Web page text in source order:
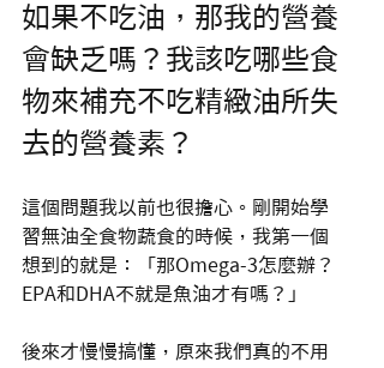
如果不吃油，那我的營養
會缺乏嗎？我該吃哪些食
物來補充不吃精緻油所失
去的營養素？
這個問題我以前也很擔心。剛開始學
習無油全食物蔬食的時候，我第一個
想到的就是：「那Omega-3怎麼辦？
EPA和DHA不就是魚油才有嗎？」
後來才慢慢搞懂，原來我們真的不用